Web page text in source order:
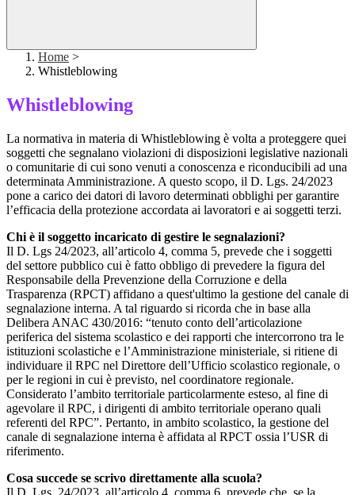
Home >
Whistleblowing
Whistleblowing
La normativa in materia di Whistleblowing è volta a proteggere quei
soggetti che segnalano violazioni di disposizioni legislative nazionali
o comunitarie di cui sono venuti a conoscenza e riconducibili ad una
determinata Amministrazione. A questo scopo, il D. Lgs. 24/2023
pone a carico dei datori di lavoro determinati obblighi per garantire
l’efficacia della protezione accordata ai lavoratori e ai soggetti terzi.
Chi è il soggetto incaricato di gestire le segnalazioni?
Il D. Lgs 24/2023, all’articolo 4, comma 5, prevede che i soggetti
del settore pubblico cui è fatto obbligo di prevedere la figura del
Responsabile della Prevenzione della Corruzione e della
Trasparenza (RPCT) affidano a quest'ultimo la gestione del canale di
segnalazione interna. A tal riguardo si ricorda che in base alla
Delibera ANAC 430/2016: “tenuto conto dell’articolazione
periferica del sistema scolastico e dei rapporti che intercorrono tra le
istituzioni scolastiche e l’Amministrazione ministeriale, si ritiene di
individuare il RPC nel Direttore dell’Ufficio scolastico regionale, o
per le regioni in cui è previsto, nel coordinatore regionale.
Considerato l’ambito territoriale particolarmente esteso, al fine di
agevolare il RPC, i dirigenti di ambito territoriale operano quali
referenti del RPC”. Pertanto, in ambito scolastico, la gestione del
canale di segnalazione interna è affidata al RPCT ossia l’USR di
riferimento.
Cosa succede se scrivo direttamente alla scuola?